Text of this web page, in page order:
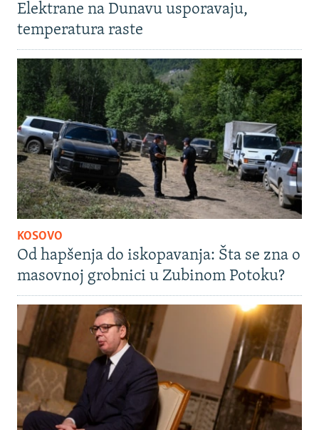
Elektrane na Dunavu usporavaju,
temperatura raste
KOSOVO
Od hapšenja do iskopavanja: Šta se zna o
masovnoj grobnici u Zubinom Potoku?